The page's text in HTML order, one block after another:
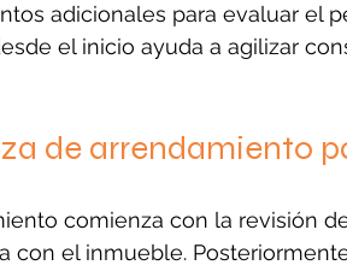
adicionales para evaluar el
el inicio ayuda a agilizar
de arrendamiento
comienza con la revisión
con el inmueble.